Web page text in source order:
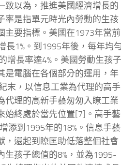
致以為，推進美國經濟增長的
率是指單元時光內勞動的生孩
主要指標。美國在1973年當前
1%。到1995年後，每年均
增長率達4%。美國勞動生孩子
是電腦在各個部分的運用，年
末，以信息工業為代理的高手
代理的高新手藝匆匆入瞭工業
始終處於當先位置[7]。高手藝
添到1995年的18%。信息手藝
，還起到瞭匡助低落整個社會
孩子總值的8%，並為1995-